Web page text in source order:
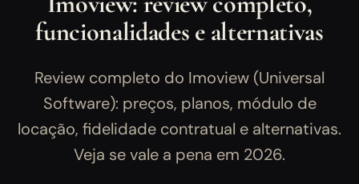
funcionalidades e alternativas
Review completo do Imoview (Universal
Software): preços, planos, módulo de
locação, fidelidade contratual e alternativas.
Veja se vale a pena em 2026.